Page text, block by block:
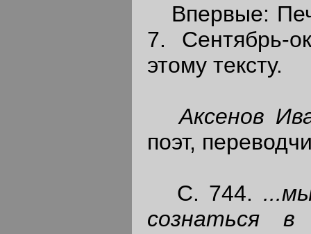
Впервые:
7. Сентябрь-
этому тексту.
Аксенов
поэт,
С. 744.
сознаться